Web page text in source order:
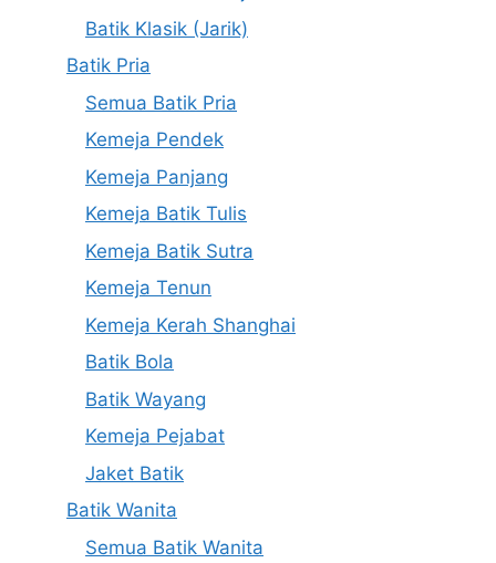
Batik Klasik (Jarik)
Batik Pria
Semua Batik Pria
Kemeja Pendek
Kemeja Panjang
Kemeja Batik Tulis
Kemeja Batik Sutra
Kemeja Tenun
Kemeja Kerah Shanghai
Batik Bola
Batik Wayang
Kemeja Pejabat
Jaket Batik
Batik Wanita
Semua Batik Wanita